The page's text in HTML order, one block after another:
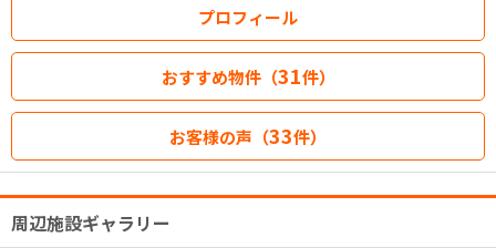
プロフィール
おすすめ物件（31件）
お客様の声（33件）
周辺施設ギャラリー